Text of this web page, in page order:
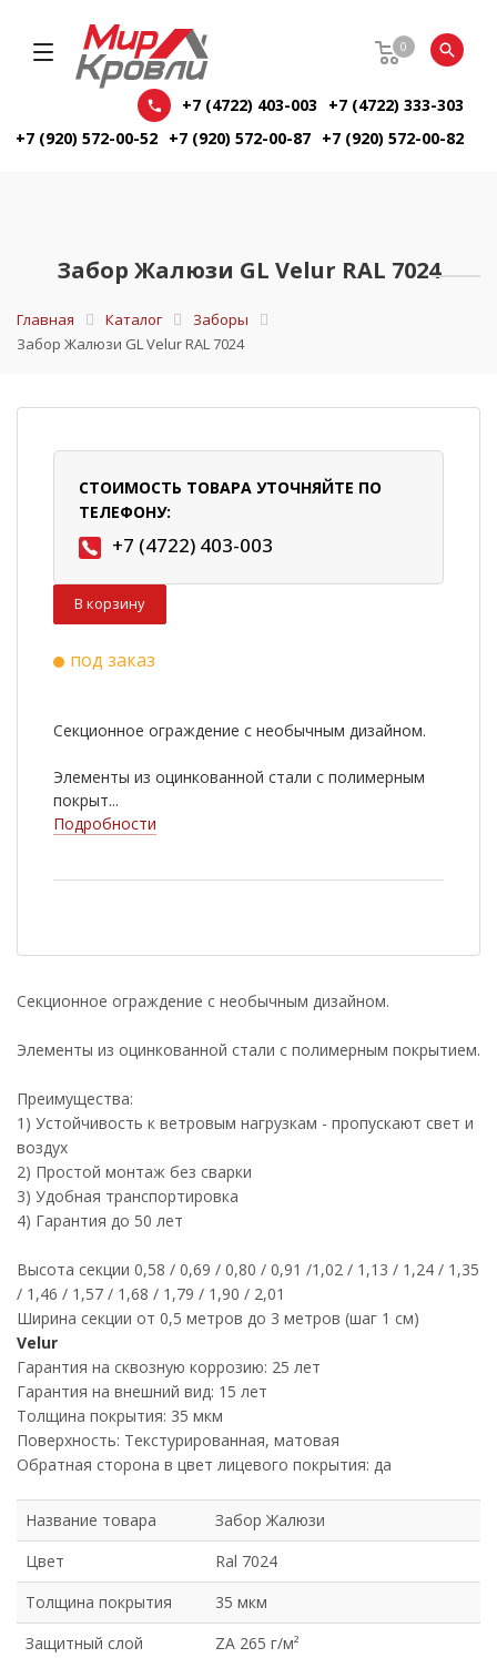
0
+7 (4722) 403-003
+7 (4722) 333-303
+7 (920) 572-00-52 +7 (920) 572-00-87 +7 (920) 572-00-82
Забор Жалюзи GL Velur RAL 7024
Главная Каталог
Заборы
Забор Жалюзи GL Velur RAL 7024
СТОИМОСТЬ ТОВАРА УТОЧНЯЙТЕ ПО
ТЕЛЕФОНУ:
+7 (4722) 403-003
В корзину
под заказ
Секционное ограждение с необычным дизайном.
Элементы из оцинкованной стали с полимерным
покрыт...
Подробности
Секционное ограждение с необычным дизайном.
Элементы из оцинкованной стали с полимерным покрытием.
Преимущества:
1) Устойчивость к ветровым нагрузкам - пропускают свет и
воздух
2) Простой монтаж без сварки
3) Удобная транспортировка
4) Гарантия до 50 лет
Высота секции 0,58 / 0,69 / 0,80 / 0,91 /1,02 / 1,13 / 1,24 / 1,35
/ 1,46 / 1,57 / 1,68 / 1,79 / 1,90 / 2,01
Ширина секции от 0,5 метров до 3 метров (шаг 1 см)
Velur
Гарантия на сквозную коррозию: 25 лет
Гарантия на внешний вид: 15 лет
Толщина покрытия: 35 мкм
Поверхность: Текстурированная, матовая
Обратная сторона в цвет лицевого покрытия: да
Название товара
Забор Жалюзи
Цвет
Ral 7024
Толщина покрытия
35 мкм
Защитный слой
ZA 265 г/м²